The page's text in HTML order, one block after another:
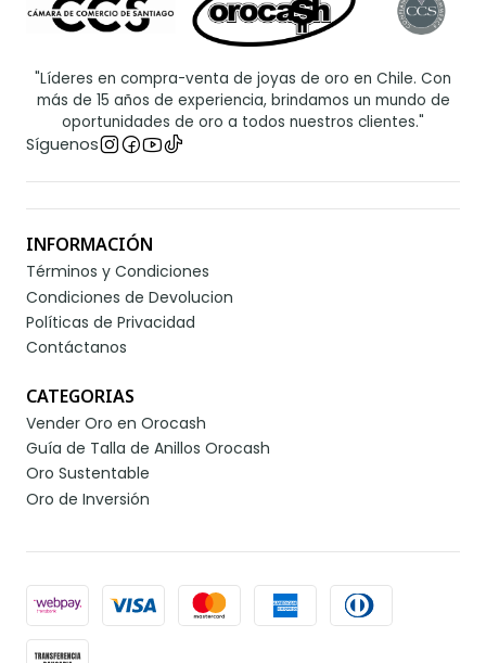
"Líderes en compra-venta de joyas de oro en Chile. Con
más de 15 años de experiencia, brindamos un mundo de
oportunidades de oro a todos nuestros clientes."
Síguenos
INFORMACIÓN
Términos y Condiciones
Condiciones de Devolucion
Políticas de Privacidad
Contáctanos
CATEGORIAS
Vender Oro en Orocash
Guía de Talla de Anillos Orocash
Oro Sustentable
Oro de Inversión